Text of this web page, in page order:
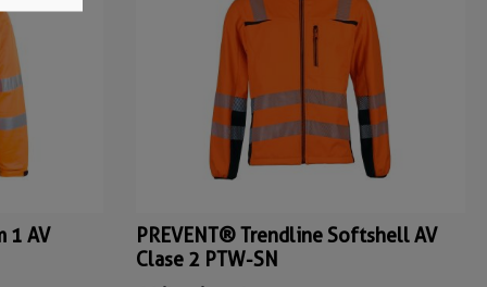
1 AV
PREVENT® Trendline Softshell AV
Clase 2 PTW-SN